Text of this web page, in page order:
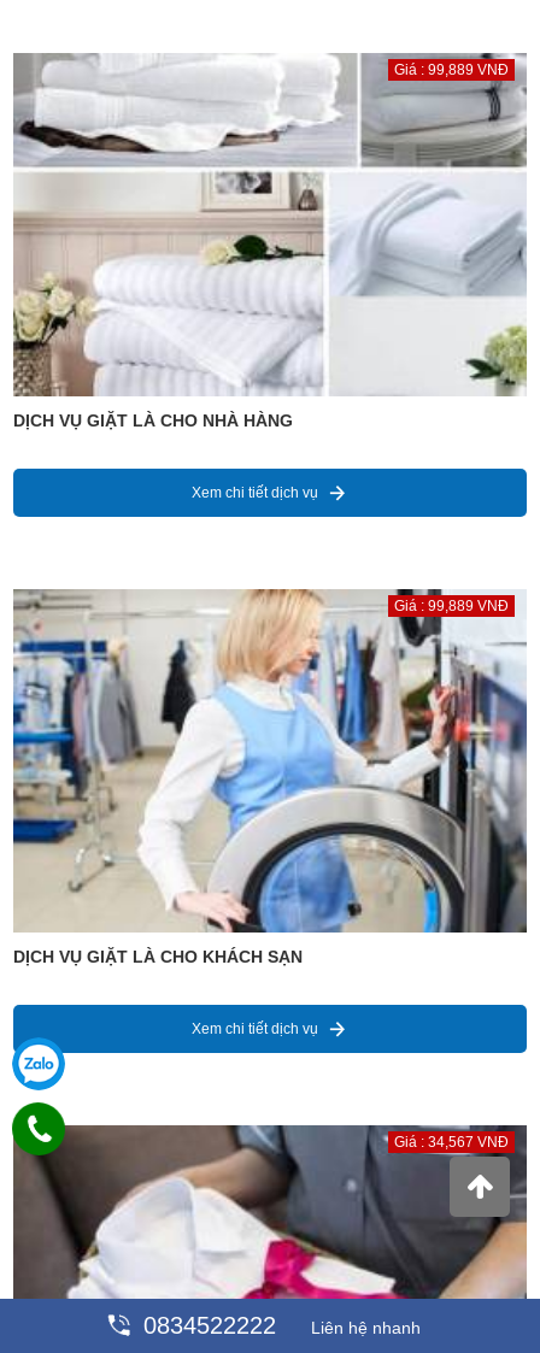
Giá : 99,889 VNĐ
DỊCH VỤ GIẶT LÀ CHO NHÀ HÀNG
Xem chi tiết dịch vụ
Giá : 99,889 VNĐ
DỊCH VỤ GIẶT LÀ CHO KHÁCH SẠN
Xem chi tiết dịch vụ
Giá : 34,567 VNĐ
0834522222 Liên hệ nhanh